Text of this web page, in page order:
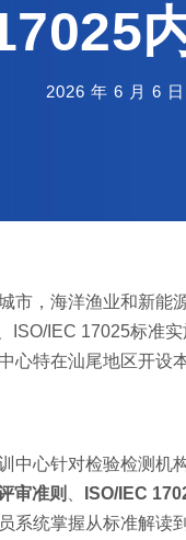
2026 年 6 月 6 日
市，海洋渔业和新能
ISO/IEC 17025标准
心特在汕尾地区开
中心针对检验检测机
审准则
ISO/IEC
系统掌握从标准解读